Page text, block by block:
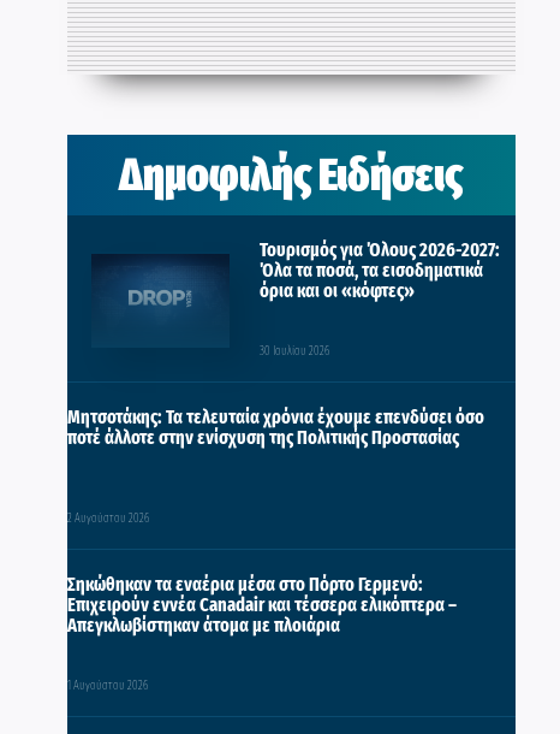
Δημοφιλής Ειδήσεις
Τουρισμός για Όλους 2026-2027:
Όλα τα ποσά, τα εισοδηματικά
όρια και οι «κόφτες»
30 Ιουλίου 2026
Μητσοτάκης: Τα τελευταία χρόνια έχουμε επενδύσει όσο
ποτέ άλλοτε στην ενίσχυση της Πολιτικής Προστασίας
2 Αυγούστου 2026
Σηκώθηκαν τα εναέρια μέσα στο Πόρτο Γερμενό:
Επιχειρούν εννέα Canadair και τέσσερα ελικόπτερα –
Απεγκλωβίστηκαν άτομα με πλοιάρια
1 Αυγούστου 2026